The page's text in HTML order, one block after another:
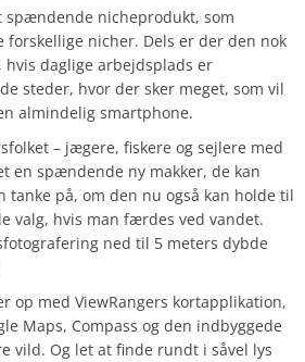
spændende nicheprodukt, som
nicher. Dels er der den nok
daglige arbejdsplads er
steder, hvor der sker meget, som vil
almindelig smartphone.
– jægere, fiskere og sejlere med
en spændende ny makker, de kan
tanke på, om den nu også kan holde til
valg, hvis man færdes ved vandet.
ned til 5 meters dybde
op med ViewRangers kortapplikation,
Maps, Compass og den indbyggede
vild. Og let at finde rundt i såvel lys